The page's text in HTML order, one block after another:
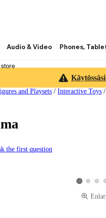
Audio & Video Phones,
and Playsets / Interactive Toys /
the first question
ViewView View